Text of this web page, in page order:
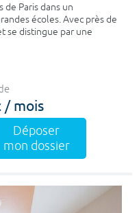
de Paris dans un
écoles. Avec près de
se distingue par une
/ mois
Déposer
mon dossier